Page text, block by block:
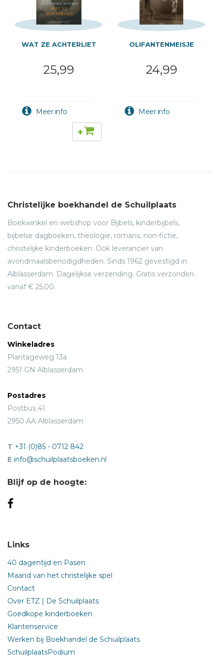
WAT ZE ACHTERLIET
25,99
+
OLIFANTENMEISJE
24,99
Christelijke boekhandel de Schuilplaats
Boekwinkel en webshop voor Bijbels, kinderbijbels,
bijbelse dagboeken, theologie, romans, non-fictie,
christelijke kinderboeken. Ook leverancier van
avondmaalsbenodigdheden. Sinds 1962 gevestigd in
Alblasserdam. Dagelijkse verzending. Gratis verzonden
vanaf € 25,00.
Contact
Winkeladres
Plantageweg 13a
2951 GN Alblasserdam
Postadres
Postbus 41
2950 AA Alblasserdam
T +31 (0)85 - 0712 842
E info@schuilplaatsboeken.nl
Blijf op de hoogte:
Links
40 dagentijd en Pasen
Maand van het christelijke spel
Contact
Over ETZ | De Schuilplaats
Goedkope kinderboeken
Klantenservice
Werken bij Boekhandel de Schuilplaats
SchuilplaatsPodium